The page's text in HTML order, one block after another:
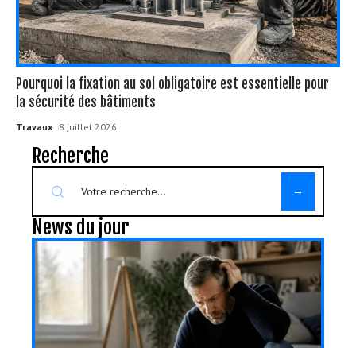
Pourquoi la fixation au sol obligatoire est essentielle pour
la sécurité des bâtiments
Travaux 8 juillet 2026
Recherche
News du jour